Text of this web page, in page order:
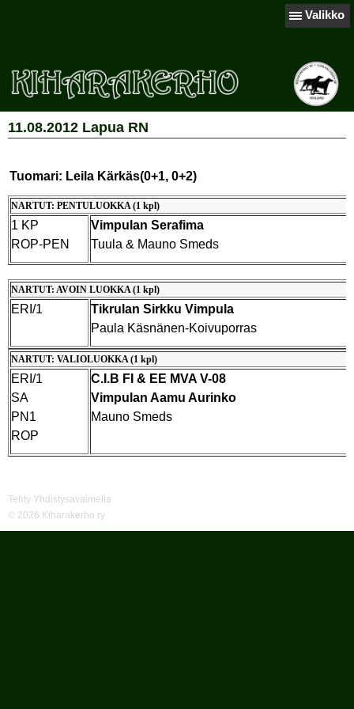
Valikko
11.08.2012 Lapua RN
Tuomari: Leila Kärkäs(0+1, 0+2)
NARTUT: PENTULUOKKA (1 kpl)
1 KP
ROP-PEN
Vimpulan Serafima
Tuula & Mauno Smeds
NARTUT: AVOIN LUOKKA (1 kpl)
ERI/1
Tikrulan Sirkku Vimpula
Paula Käsnänen-Koivuporras
NARTUT: VALIOLUOKKA (1 kpl)
ERI/1
SA
PN1
ROP
C.I.B FI & EE MVA V-08
Vimpulan Aamu Aurinko
Mauno Smeds
Tehty Yhdistysavaimella
© 2026 Kiharakerho ry